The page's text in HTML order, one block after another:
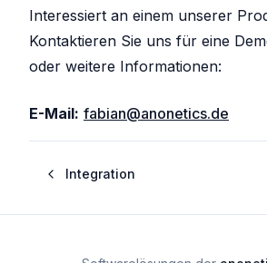
Interessiert an einem unserer
Kontaktieren Sie uns für eine
oder weitere Informationen:
E-Mail: fabian@anonetics.de
Integration